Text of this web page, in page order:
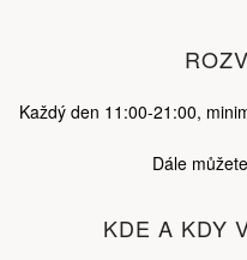
KDE A KDY
Každý den 11:00-21:00,
Dále